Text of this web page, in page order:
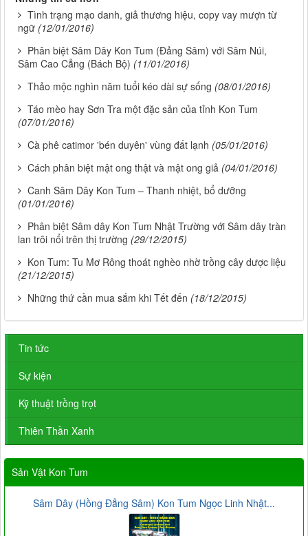
Tình trạng mạo danh, giả thương hiệu, copy vay mượn từ
ngữ (12/01/2016)
Phân biệt Sâm Dây Kon Tum (Đảng Sâm) với Sâm Núi,
Sâm Cao Cẳng (Bách Bộ) (11/01/2016)
Thảo mộc nghìn năm tuổi kéo dài sự sống (08/01/2016)
Táo mèo hay Sơn Tra một đặc sản của tỉnh Kon Tum
(07/01/2016)
Cà phê catimor 'bén duyên' vùng đất lạnh (05/01/2016)
Cách phân biệt mật ong thật và mật ong giả (04/01/2016)
Canh Sâm Dây Kon Tum – Thanh nhiệt, bổ dưỡng
(01/01/2016)
Phân biệt Sâm dây Kon Tum Nhật Trường với Sâm dây tràn
lan trôi nổi trên thị trường (29/12/2015)
Kon Tum: Tu Mơ Rông thoát nghèo nhờ trồng cây dược liệu
(21/12/2015)
Những thứ cần mua sắm khi Tết đến (18/12/2015)
Tin tức
Sự kiện
Kỹ thuật trồng trọt
Thiên Thần Xanh
Sản Vật Kon Tum
Sâm Dây (Hồng Đẳng Sâm) Kon Tum Ngọc Linh Nhật...